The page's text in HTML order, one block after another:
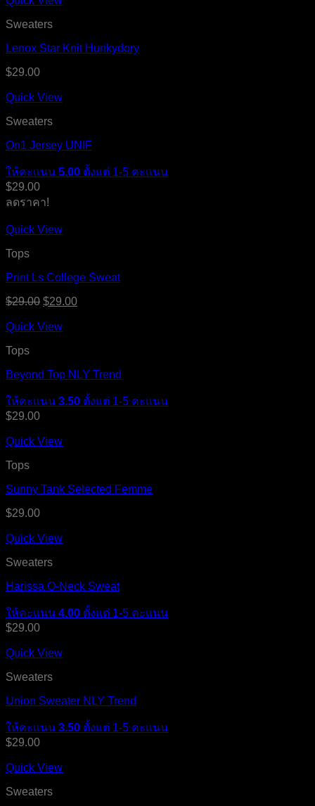
Sweaters
Lenox Star Knit Hunkydory
$29.00
Quick View
Sweaters
On1 Jersey UNIF
ให้คะแนน 5.00 ตั้งแต่ 1-5 คะแนน
$29.00
ลดราคา!
Quick View
Tops
Print Ls College Sweat
$29.00 $29.00
Quick View
Tops
Beyond Top NLY Trend
ให้คะแนน 3.50 ตั้งแต่ 1-5 คะแนน
$29.00
Quick View
Tops
Sunny Tank Selected Femme
$29.00
Quick View
Sweaters
Harissa O-Neck Sweat
ให้คะแนน 4.00 ตั้งแต่ 1-5 คะแนน
$29.00
Quick View
Sweaters
Union Sweater NLY Trend
ให้คะแนน 3.50 ตั้งแต่ 1-5 คะแนน
$29.00
Quick View
Sweaters